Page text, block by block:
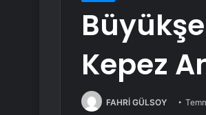
Kepez
FAHRİ GÜLSOY